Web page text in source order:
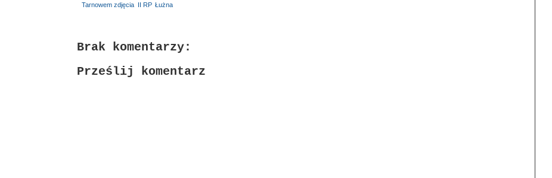
Tarnowem zdjęcia II RP, Łużna
Brak komentarzy:
Prześlij komentarz